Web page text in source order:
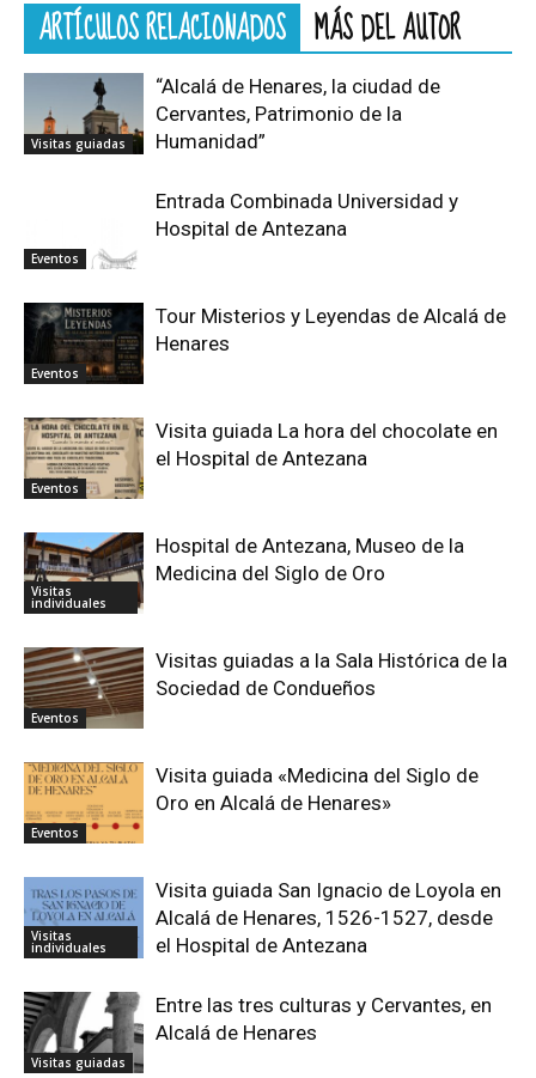
ARTÍCULOS RELACIONADOS MÁS DEL AUTOR
Visitas guiadas
“Alcalá de Henares, la ciudad de
Cervantes, Patrimonio de la
Humanidad”
Eventos
Entrada Combinada Universidad y
Hospital de Antezana
Eventos
Tour Misterios y Leyendas de Alcalá de
Henares
Eventos
Visita guiada La hora del chocolate en
el Hospital de Antezana
Visitas
individuales
Hospital de Antezana, Museo de la
Medicina del Siglo de Oro
Eventos
Visitas guiadas a la Sala Histórica de la
Sociedad de Condueños
Eventos
Visita guiada «Medicina del Siglo de
Oro en Alcalá de Henares»
Visitas
individuales
Visita guiada San Ignacio de Loyola en
Alcalá de Henares, 1526-1527, desde
el Hospital de Antezana
Visitas guiadas
Entre las tres culturas y Cervantes, en
Alcalá de Henares